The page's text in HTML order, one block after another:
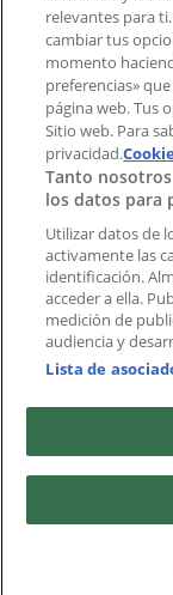
Índices
Marcas
Marcas
Negocios
Negocios
Productos
Productos
Ciudades
Descargar la
Copyright ©
Términos y
relevantes para
cambiar tus
momento
preferencias»
página web. Tus
Sitio web. Para
privacidad.
Tanto
los datos para
Utilizar datos de
activamente las
identificación.
acceder a ella.
medición de
audiencia y
Lista de